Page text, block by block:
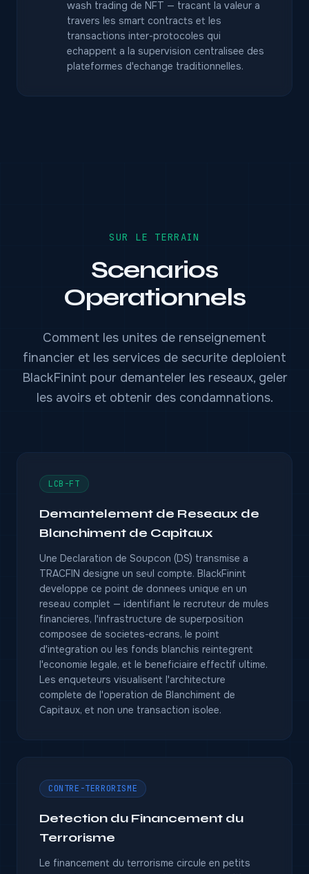
wash trading de NFT — tracant la valeur a
travers les smart contracts et les
transactions inter-protocoles qui
echappent a la supervision centralisee des
plateformes d'echange traditionnelles.
SUR LE TERRAIN
Scenarios
Operationnels
Comment les unites de renseignement
financier et les services de securite deploient
BlackFinint pour demanteler les reseaux, geler
les avoirs et obtenir des condamnations.
LCB-FT
Demantelement de Reseaux de
Blanchiment de Capitaux
Une Declaration de Soupcon (DS) transmise a
TRACFIN designe un seul compte. BlackFinint
developpe ce point de donnees unique en un
reseau complet — identifiant le recruteur de mules
financieres, l'infrastructure de superposition
composee de societes-ecrans, le point
d'integration ou les fonds blanchis reintegrent
l'economie legale, et le beneficiaire effectif ultime.
Les enqueteurs visualisent l'architecture
complete de l'operation de Blanchiment de
Capitaux, et non une transaction isolee.
CONTRE-TERRORISME
Detection du Financement du
Terrorisme
Le financement du terrorisme circule en petits